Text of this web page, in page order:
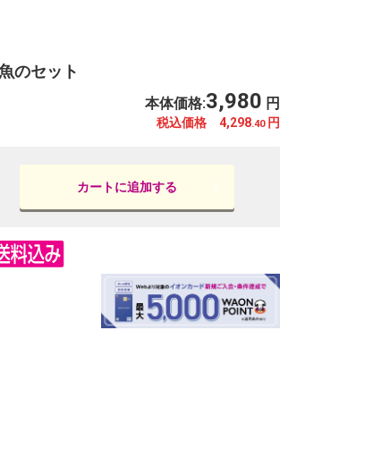
※写真はイメージです。
のセット
本体価格:3,980 円
税込価格 4,298.40円
カートに追加する